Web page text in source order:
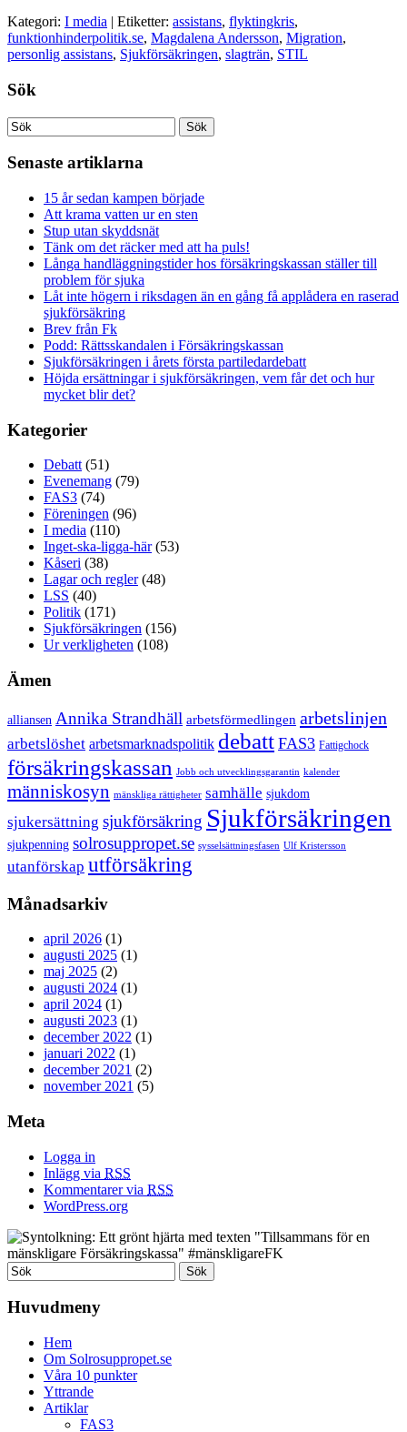
Kategori: I media | Etiketter: assistans, flyktingkris,
funktionhinderpolitik.se, Magdalena Andersson, Migration,
personlig assistans, Sjukförsäkringen, slagträn, STIL
Sök
Senaste artiklarna
15 år sedan kampen började
Att krama vatten ur en sten
Stup utan skyddsnät
Tänk om det räcker med att ha puls!
Långa handläggningstider hos försäkringskassan ställer till
problem för sjuka
Låt inte högern i riksdagen än en gång få applådera en raserad
sjukförsäkring
Brev från Fk
Podd: Rättsskandalen i Försäkringskassan
Sjukförsäkringen i årets första partiledardebatt
Höjda ersättningar i sjukförsäkringen, vem får det och hur
mycket blir det?
Kategorier
Debatt(51)
Evenemang (79)
FAS3 (74)
Föreningen (96)
I media (110)
Inget-ska-ligga-här(53)
Kåseri (38)
Lagar och regler(48)
LSS (40)
Politik (171)
Sjukförsäkringen (156)
Ur verkligheten (108)
Ämen
alliansen Annika Strandhäll arbetsförmedlingen arbetslinjen
arbetslöshet arbetsmarknadspolitik debatt FAS3 Fattigchock
försäkringskassan Jobb och utvecklingsgarantin kalender
människosyn mänskliga rättigheter samhälle sjukdom
sjukersättning sjukförsäkring Sjukförsäkringen
sjukpenning solrosuppropet.se sysselsättningsfasen Ulf Kristersson
utanförskap utförsäkring
Månadsarkiv
april 2026 (1)
augusti 2025 (1)
maj 2025 (2)
augusti 2024 (1)
april 2024 (1)
augusti 2023 (1)
december 2022 (1)
januari 2022 (1)
december 2021 (2)
november 2021 (5)
Meta
Logga in
Inlägg via RSS
Kommentarer via RSS
WordPress.org
Huvudmeny
Hem
Om Solrosuppropet.se
Våra 10 punkter
Yttrande
Artiklar
FAS3